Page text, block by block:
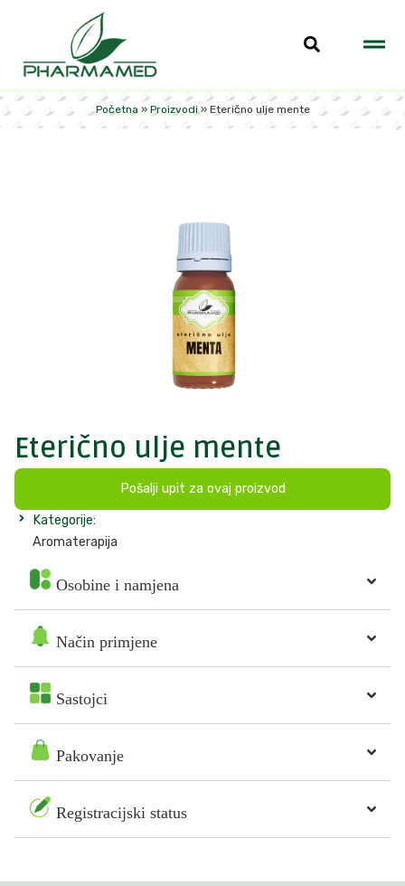
Početna » Proizvodi» Eterično ulje mente
Eterično ulje mente
Pošalji upit za ovaj proizvod
Kategorije:
Aromaterapija
Osobine i namjena
Način primjene
Sastojci
Pakovanje
Registracijski status